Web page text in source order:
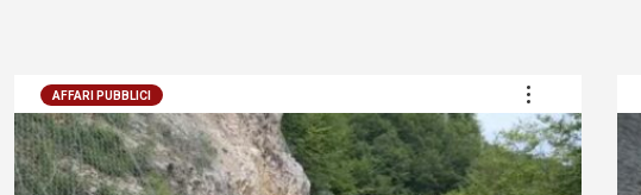
AFFARI PUBBLICI